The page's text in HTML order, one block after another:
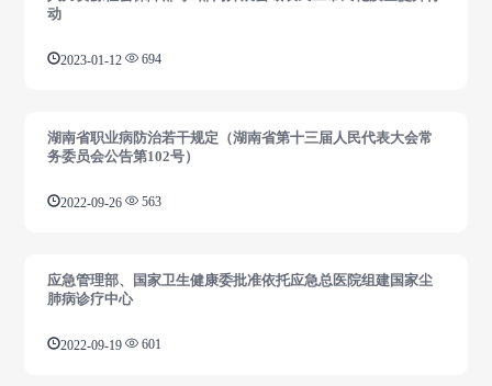
动
2023-01-12 694
湖南省职业病防治若干规定（湖南省第十三届人民代表大会常
务委员会公告第102号）
2022-09-26 563
应急管理部、国家卫生健康委批准依托应急总医院组建国家尘
肺病诊疗中心
2022-09-19 601